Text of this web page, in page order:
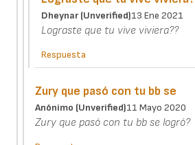
Dheynar (unverified)13 Ene 2021
Lograste que tu vive viviera??
Respuesta
Zury que pasó con tu bb se
Anónimo (unverified)11 Mayo 2020
Zury que pasó con tu bb se logró?